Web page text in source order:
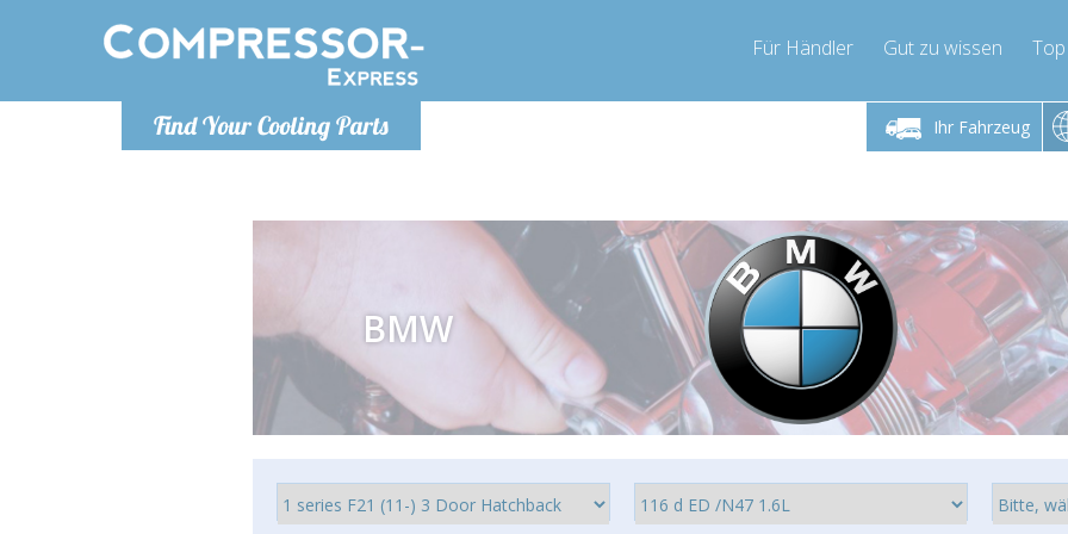
Find Your Cooling Parts
Für Händler Gut zu wissen
Ihr Fahrzeug
Montag bis Freitag 9-17 Uhr Montag bis Freitag 9-17 Uhr
info@compressor-express.de
Montag bis
BMW